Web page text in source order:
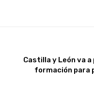
Castilla y León va
formación para